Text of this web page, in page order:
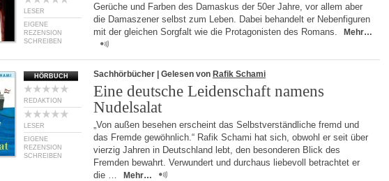
LESER
EIGENE
REZENSION
SCHREIBEN
Gerüche und Farben des Damaskus der 50er Jahre, vor allem aber
die Damaszener selbst zum Leben. Dabei behandelt er Nebenfiguren
mit der gleichen Sorgfalt wie die Protagonisten des Romans.
Mehr…
HÖRBUCH
REDAKTION
LESER
EIGENE
REZENSION
SCHREIBEN
Sachhörbücher | Gelesen von Rafik Schami
Eine deutsche Leidenschaft namens
Nudelsalat
„Von außen besehen erscheint das Selbstverständliche fremd und
das Fremde gewöhnlich.“ Rafik Schami hat sich, obwohl er seit über
vierzig Jahren in Deutschland lebt, den besonderen Blick des
Fremden bewahrt. Verwundert und durchaus liebevoll betrachtet er
die …
Mehr…